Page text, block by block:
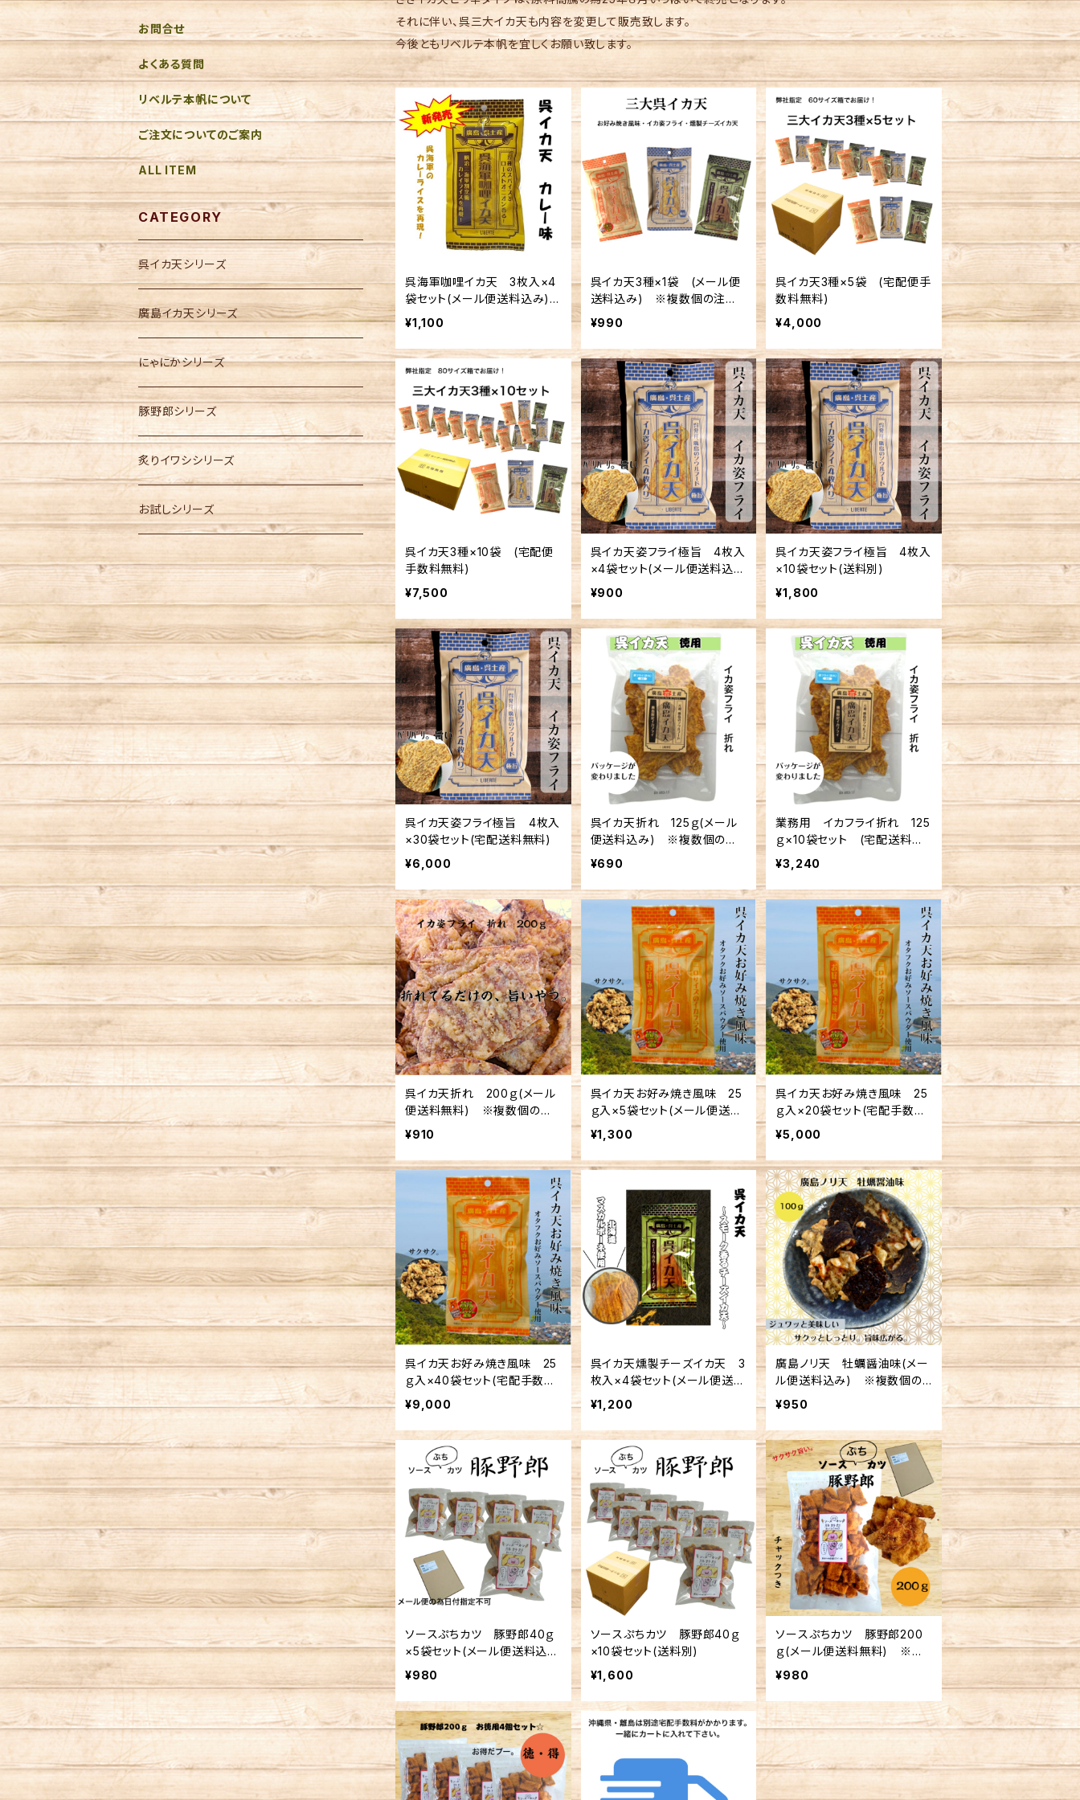
それに伴い、呉三大イカ天も内容を変更して販売致します。
今後ともリベルテ本帆を宜しくお願い致します。
呉海軍咖哩イカ天 3枚入×4
袋セット(メール便送料込み)
※複数個の注文不可
¥1,100
呉イカ天3種×1袋 (メール便
送料込み) ※複数個の注文
不可
¥990
呉イカ天3種×5袋 (宅配便手
数料無料)
¥4,000
呉イカ天3種×10袋 (宅配便
手数料無料)
¥7,500
呉イカ天姿フライ極旨 4枚入
×4袋セット(メール便送料込
み) ※複数個の注文不可
¥900
呉イカ天姿フライ極旨 4枚入
×10袋セット(送料別)
¥1,800
呉イカ天姿フライ極旨 4枚入
×30袋セット(宅配送料無料)
¥6,000
呉イカ天折れ 125ｇ(メール
便送料込み) ※複数個の注
文不可
¥690
業務用 イカフライ折れ 125
ｇ×10袋セット (宅配送料無
料)
¥3,240
呉イカ天折れ 200ｇ(メール
便送料無料) ※複数個の注
文不可
¥910
呉イカ天お好み焼き風味 25
ｇ入×5袋セット(メール便送料
込み) ※複数個の注文不可
¥1,300
呉イカ天お好み焼き風味 25
ｇ入×20袋セット(宅配手数料
込み)
¥5,000
呉イカ天お好み焼き風味 25
ｇ入×40袋セット(宅配手数料
込み)
¥9,000
呉イカ天燻製チーズイカ天 3
枚入×4袋セット(メール便送料
込み) ※複数個の注文不可
¥1,200
廣島ノリ天 牡蠣醤油味(メー
ル便送料込み) ※複数個の
注文不可
¥950
ソースぷちカツ 豚野郎40ｇ
×5袋セット(メール便送料込
み) ※複数個の注文不可
¥980
ソースぷちカツ 豚野郎40ｇ
×10袋セット(送料別)
¥1,600
ソースぷちカツ 豚野郎200
ｇ(メール便送料無料) ※複
数個の注文不可
¥980
お問合せ
よくある質問
リベルテ本帆について
ご注文についてのご案内
ALL ITEM
CATEGORY
呉イカ天シリーズ
廣島イカ天シリーズ
にゃにかシリーズ
豚野郎シリーズ
炙りイワシシリーズ
お試しシリーズ